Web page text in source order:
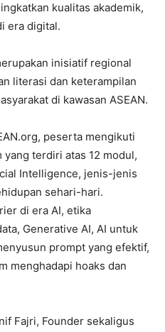
kualitas akademik,
era digital.
inisiatif regional
literasi dan keterampilan
di kawasan ASEAN.
peserta mengikuti
yang terdiri atas 12 modul,
Intelligence, jenis-jenis
sehari-hari.
di era AI, etika
Generative AI, AI untuk
prompt yang efektif,
menghadapi hoaks dan
Fajri, Founder sekaligus